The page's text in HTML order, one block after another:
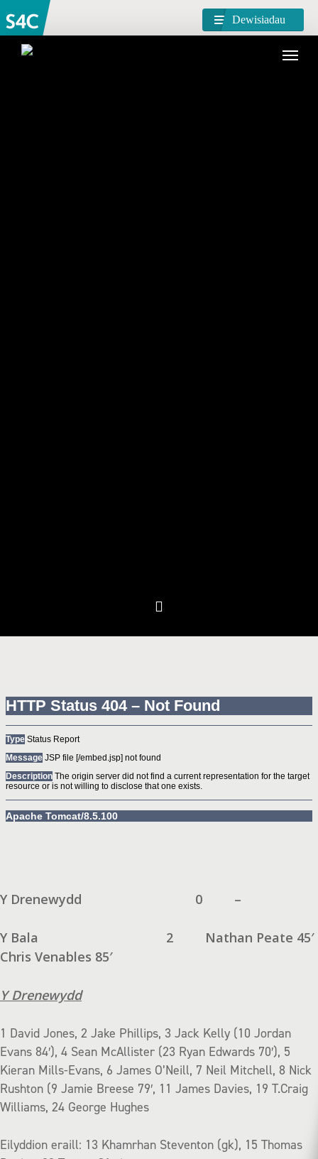
Dewisiadau
Y Drenewydd 0 –
Y Bala 2
Nathan Peate 45′
Chris Venables 85′
Y Drenewydd
1 David Jones, 2 Jake Phillips, 3 Jack Kelly (10 Jordan
Evans 84′), 4 Sean McAllister (23 Ryan Edwards 70′), 5
Kieran Mills-Evans, 6 James O’Neill, 7 Neil Mitchell, 8 Nick
Rushton (9 Jamie Breese 79′, 11 James Davies, 19 T.Craig
Williams, 24 George Hughes
Eilyddion eraill: 13 Khamrhan Steventon (gk), 15 Thomas